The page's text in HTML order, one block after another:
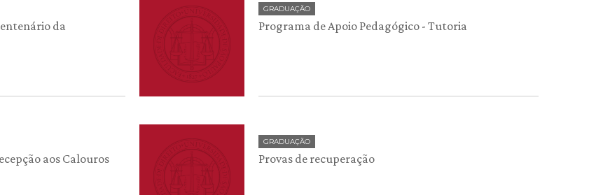
da
GRADUAÇÃO
Programa de Apoio Pedagógico - Tutoria
aos Calouros
GRADUAÇÃO
Provas de recuperação